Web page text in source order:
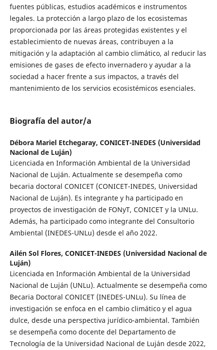
fuentes públicas, estudios académicos e instrumentos
legales. La protección a largo plazo de los ecosistemas
proporcionada por las áreas protegidas existentes y el
establecimiento de nuevas áreas, contribuyen a la
mitigación y la adaptación al cambio climático, al reducir las
emisiones de gases de efecto invernadero y ayudar a la
sociedad a hacer frente a sus impactos, a través del
mantenimiento de los servicios ecosistémicos esenciales.
Biografía del autor/a
Débora Mariel Etchegaray, CONICET-INEDES (Universidad
Nacional de Luján)
Licenciada en Información Ambiental de la Universidad
Nacional de Luján. Actualmente se desempeña como
becaria doctoral CONICET (CONICET-INEDES, Universidad
Nacional de Luján). Es integrante y ha participado en
proyectos de investigación de FONyT, CONICET y la UNLu.
Además, ha participado como integrante del Consultorio
Ambiental (INEDES-UNLu) desde el año 2022.
Ailén Sol Flores, CONICET-INEDES (Universidad Nacional de
Luján)
Licenciada en Información Ambiental de la Universidad
Nacional de Luján (UNLu). Actualmente se desempeña como
Becaria Doctoral CONICET (INEDES-UNLu). Su línea de
investigación se enfoca en el cambio climático y el agua
dulce, desde una perspectiva jurídico-ambiental. También
se desempeña como docente del Departamento de
Tecnología de la Universidad Nacional de Luján desde 2022,